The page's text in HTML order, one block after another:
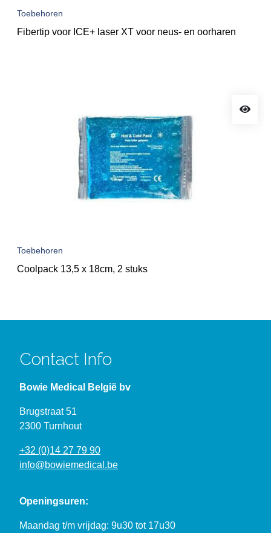
Toebehoren
Fibertip voor ICE+ laser XT voor neus- en oorharen
Toebehoren
Coolpack 13,5 x 18cm, 2 stuks
Contact Info
Bowie Medical België bv
Brugstraat 51
2300 Turnhout
+32 (0)14 27 79 90
info@bowiemedical.be
Openingsuren:
Maandag t/m vrijdag: 9u30 tot 17u30